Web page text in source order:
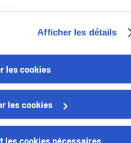
votre consentement à tout
"gestion des cookies" en bas
nécessaires au
si vous désactivez des
Afficher les détails
les cookies
les cookies
les cookies nécessaires
of Ell